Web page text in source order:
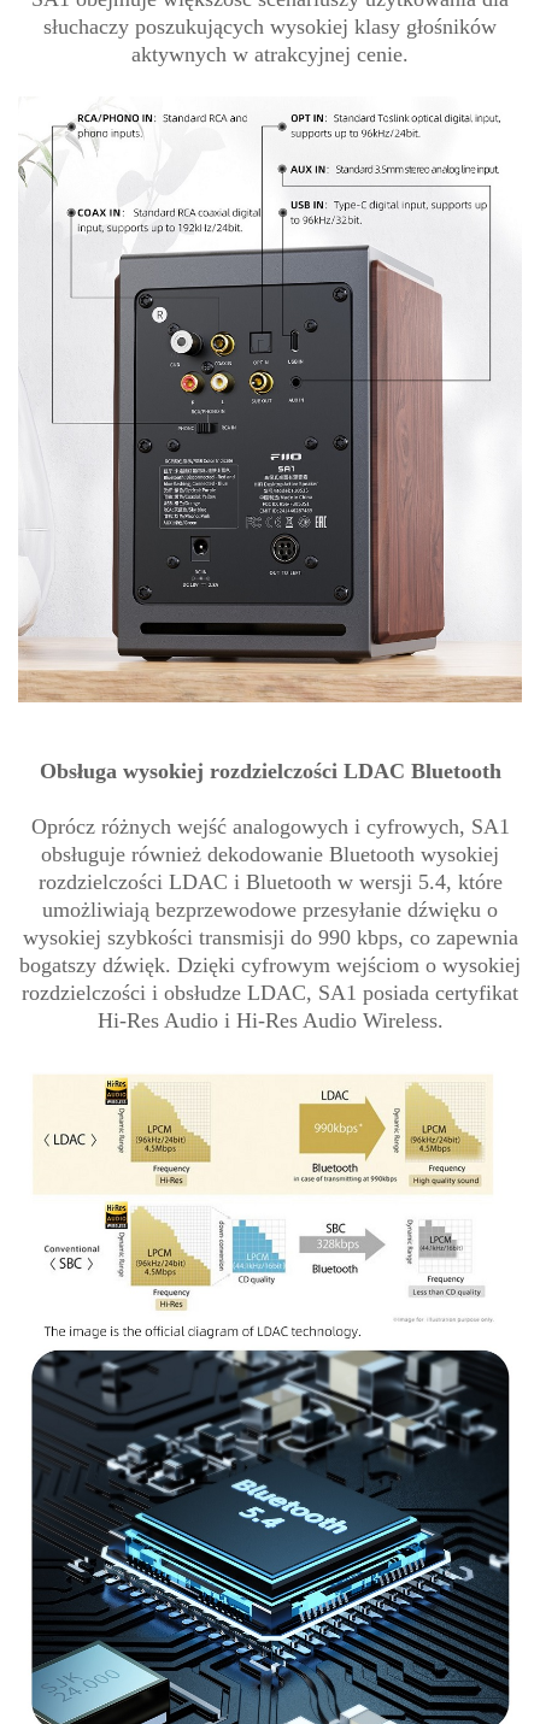
słuchaczy poszukujących wysokiej klasy głośników
aktywnych w atrakcyjnej cenie.
Obsługa wysokiej rozdzielczości LDAC Bluetooth
Oprócz różnych wejść analogowych i cyfrowych, SA1
obsługuje również dekodowanie Bluetooth wysokiej
rozdzielczości LDAC i Bluetooth w wersji 5.4, które
umożliwiają bezprzewodowe przesyłanie dźwięku o
wysokiej szybkości transmisji do 990 kbps, co zapewnia
bogatszy dźwięk. Dzięki cyfrowym wejściom o wysokiej
rozdzielczości i obsłudze LDAC, SA1 posiada certyfikat
Hi-Res Audio i Hi-Res Audio Wireless.